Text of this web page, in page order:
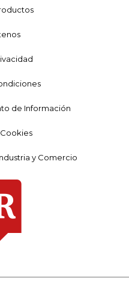
de Información
y Comercio